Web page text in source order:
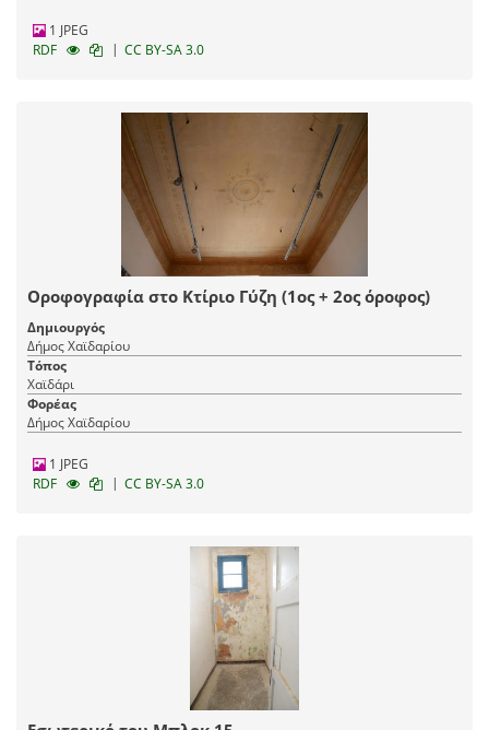
1 JPEG
RDF
| CC BY-SA 3.0
Οροφογραφία στο Κτίριο Γύζη (1ος + 2ος όροφος)
Δημιουργός
Δήμος Χαϊδαρίου
Τόπος
Χαϊδάρι
Φορέας
Δήμος Χαϊδαρίου
1 JPEG
RDF
| CC BY-SA 3.0